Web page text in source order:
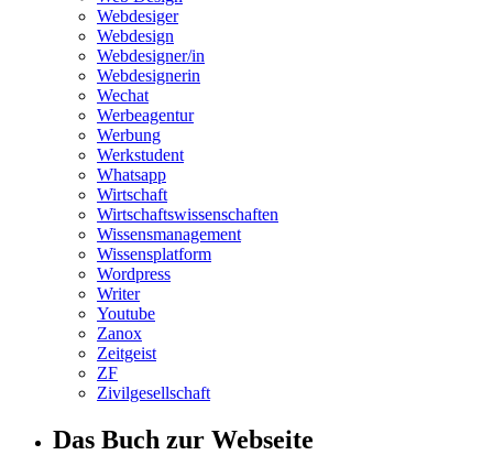
Webdesiger
Webdesign
Webdesigner/in
Webdesignerin
Wechat
Werbeagentur
Werbung
Werkstudent
Whatsapp
Wirtschaft
Wirtschaftswissenschaften
Wissensmanagement
Wissensplatform
Wordpress
Writer
Youtube
Zanox
Zeitgeist
ZF
Zivilgesellschaft
Das Buch zur Webseite